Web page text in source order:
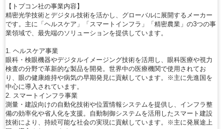
【トプコン社の事業内容】
精密光学技術とデジタル技術を活かし、グローバルに展開するメーカー
です。主に「ヘルスケア」「スマートインフラ」「精密農業」の3つの事
業領域で、最先端のソリューションを提供しています。
1. ヘルスケア事業
眼科・検眼機器やデジタルイメージング技術を活用し、眼科医療や視力
検査の分野で革新的な製品を開発。世界中の医療機関で使用されてお
り、眼の健康維持や病気の早期発見に貢献しています。※主に先進国を
中心に導入されています。
2. スマートインフラ事業
測量・建設向けの自動化技術や位置情報システムを提供し、インフラ整
備の効率化や省人化を支援。自動制御システムを活用したスマート建設
技術により、持続可能な社会の実現に貢献しています。※主に発展途上